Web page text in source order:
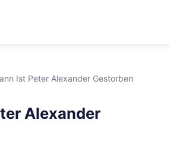
Ist Peter Alexander Gestorben
Alexander